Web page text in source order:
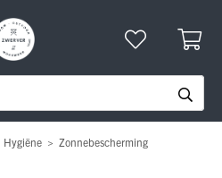
Hygiëne > Zonnebescherming